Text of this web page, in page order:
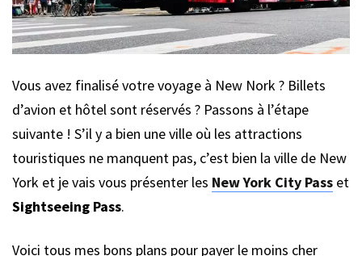
Vous avez finalisé votre voyage à New Nork ? Billets
d’avion et hôtel sont réservés ? Passons à l’étape
suivante ! S’il y a bien une ville où les attractions
touristiques ne manquent pas, c’est bien la ville de New
York et je vais vous présenter les New York City Pass et
Sightseeing Pass.
Voici tous mes bons plans pour payer le moins cher